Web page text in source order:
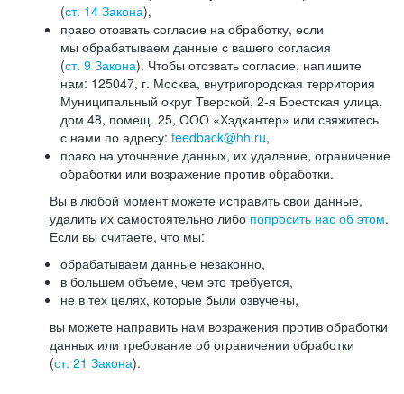
(ст. 14 Закона),
право отозвать согласие на обработку, если
мы обрабатываем данные с вашего согласия
(ст. 9 Закона). Чтобы отозвать согласие, напишите
нам: 125047, г. Москва, внутригородская территория
Муниципальный округ Тверской, 2-я Брестская улица,
дом 48, помещ. 25, ООО «Хэдхантер» или свяжитесь
с нами по адресу: feedback@hh.ru,
право на уточнение данных, их удаление, ограничение
обработки или возражение против обработки.
Вы в любой момент можете исправить свои данные,
удалить их самостоятельно либо попросить нас об этом.
Если вы считаете, что мы:
обрабатываем данные незаконно,
в большем объёме, чем это требуется,
не в тех целях, которые были озвучены,
вы можете направить нам возражения против обработки
данных или требование об ограничении обработки
(ст. 21 Закона).